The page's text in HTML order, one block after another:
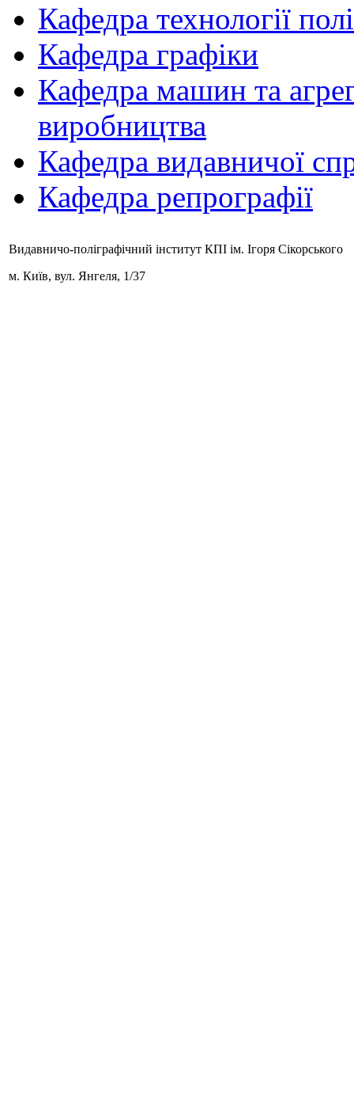
Кафедра технології
Кафедра графіки
Кафедра машин та
виробництва
Кафедра видавничої
Кафедра репрографії
Видавничо-поліграфічний інститут КПІ ім. Ігоря Сікорського
м. Київ, вул. Янгеля, 1/37